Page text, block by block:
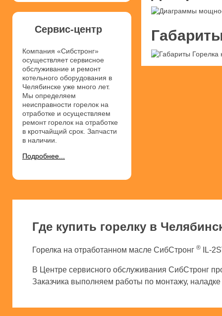
Сервис-центр
Компания «Сибстронг»
осуществляет сервисное
обслуживание и ремонт
котельного оборудования в
Челябинске уже много лет.
Мы определяем
неисправности горелок на
отработке и осуществляем
ремонт горелок на отработке
в кротчайщий срок. Запчасти
в наличии.
Подробнее...
Где купить горелку в
Горелка на отработанном масле СибСтронг ® IL-
В Центре сервисного обслуживания СибСтронг
Заказчика выполняем работы по монтажу, наладке